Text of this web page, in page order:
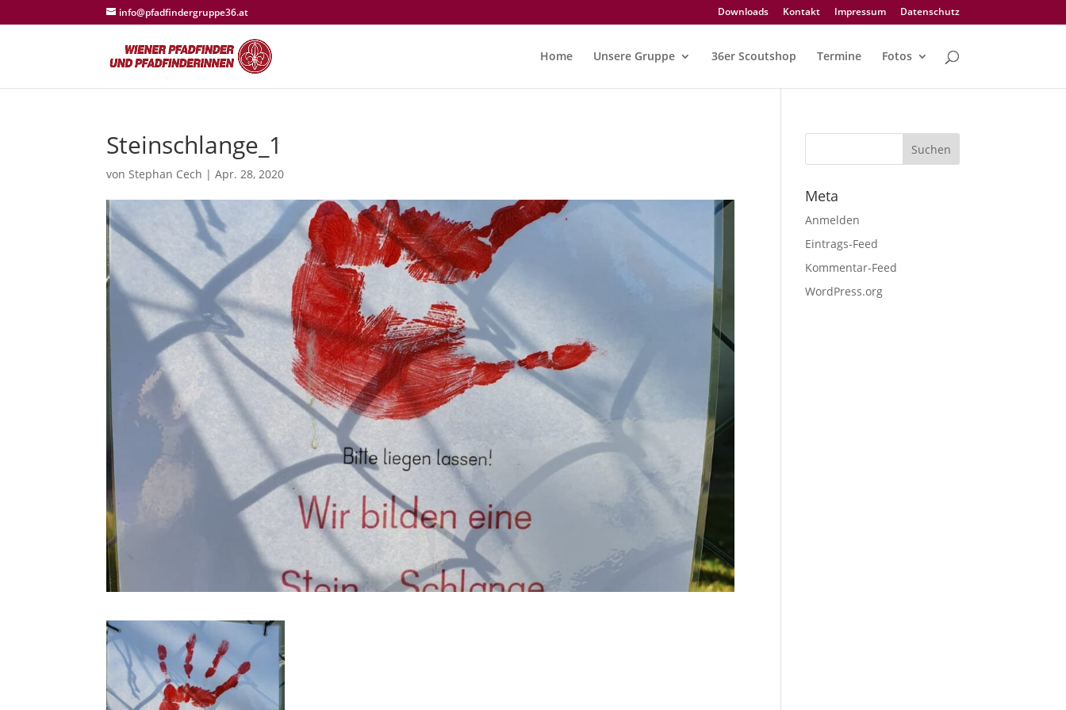
info@pfadfindergruppe36.at Downloads Kontakt Impressum Datenschutz
Home Unsere Gruppe 36er Scoutshop Termine Fotos
Steinschlange_1
vonStephan Cech |Apr. 28, 2020
Meta
Anmelden
Eintrags-Feed
Kommentar-Feed
WordPress.org